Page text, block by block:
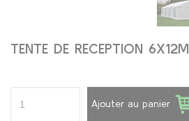
TENTE DE RECEPTION 6X12M
Ajouter au panier